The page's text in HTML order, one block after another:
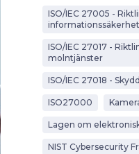
ISO/IEC 27005 -
ISO/IEC 27017 -
molntjänster
ISO/IEC 27018 -
ISO27000
Lagen om
NIST Cybersecurity